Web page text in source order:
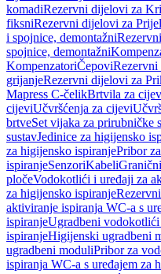
komadiRezervni dijelovi za
fiksniRezervni dijelovi za
i spojnice, demontažni
spojnice, demontažni
KompenzatoriČepovi
grijanjeRezervni dijelovi za
Mapress C-čelikBrtvila za
cijeviUčvršćenja za cijevi
brtveSet vijaka za prirubničke
sustavJedinice za higijensko
za higijensko ispiranjePribor
ispiranjeSenzoriKabeli
pločeVodokotlići i uređaji za
za higijensko ispiranje
aktiviranje ispiranja WC-a s
ispiranjeUgradbeni vodokotlići
ispiranjeHigijenski ugradbeni
ugradbeni moduliPribor za
ispiranja WC-a s uređajem za